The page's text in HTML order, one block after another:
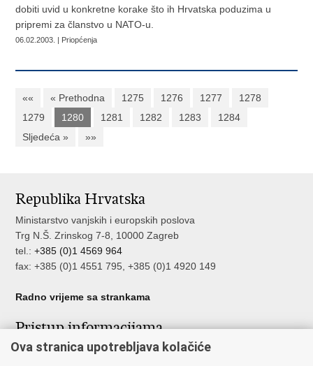
dobiti uvid u konkretne korake što ih Hrvatska poduzima u
pripremi za članstvo u NATO-u.
06.02.2003. | Priopćenja
«« « Prethodna 1275 1276 1277
1278
1279
1280 1281 1282 1283
1284
Sljedeća »
»»
Republika Hrvatska
Ministarstvo vanjskih i europskih poslova
Trg N.Š. Zrinskog 7-8, 10000 Zagreb
tel.:+385 (0)1 4569 964
fax: +385 (0)1 4551 795, +385 (0)1 4920 149
Radno vrijeme sa strankama
Pristup informacijama
Pristup informacijama
Ova stranica upotrebljava kolačiće